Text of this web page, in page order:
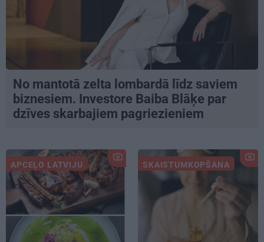
No mantotā zelta lombardā līdz saviem
biznesiem. Investore Baiba Blāķe par
dzīves skarbajiem pagriezieniem
APCEĻO LATVIJU SKAISTUMKOPŠANA